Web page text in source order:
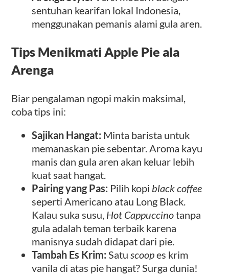
sentuhan kearifan lokal Indonesia,
menggunakan pemanis alami gula aren.
Tips Menikmati Apple Pie ala
Arenga
Biar pengalaman ngopi makin maksimal,
coba tips ini:
Sajikan Hangat: Minta barista untuk
memanaskan pie sebentar. Aroma kayu
manis dan gula aren akan keluar lebih
kuat saat hangat.
Pairing yang Pas: Pilih kopi black coffee
seperti Americano atau Long Black.
Kalau suka susu, Hot Cappuccinotanpa
gula adalah teman terbaik karena
manisnya sudah didapat dari pie.
Tambah Es Krim: Satuscoopes krim
vanila di atas pie hangat? Surga dunia!